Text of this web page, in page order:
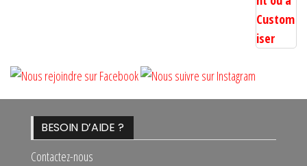
BESOIN D’AIDE ?
Contactez-nous